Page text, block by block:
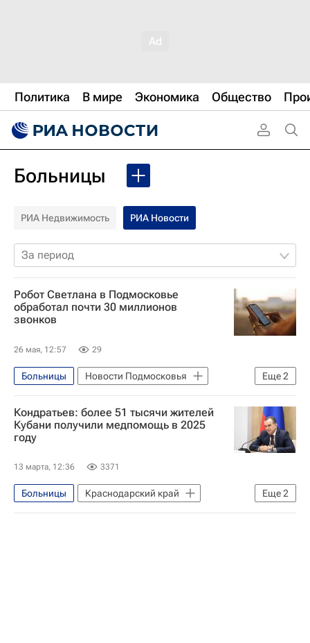
Политика В мире Экономика Общество
Больницы
РИА Недвижимость РИА Новости
За период
Робот Светлана в Подмосковье
обработал почти 30 миллионов
звонков
26 мая, 12:57 29
Еще2
Больницы
Новости Подмосковья
Московская область (Подмосковье)
Врачи
Кондратьев: более 51 тысячи жителей
Кубани получили медпомощь в 2025
году
13 марта, 12:36 3371
Еще2
Больницы
Краснодарский край
Вениамин Кондратьев
Медицина